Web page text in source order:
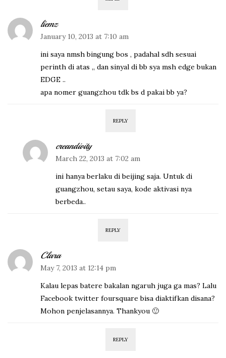
liemz
January 10, 2013 at 7:10 am
ini saya nmsh bingung bos , padahal sdh sesuai
perinth di atas ,, dan sinyal di bb sya msh edge bukan
EDGE ..
apa nomer guangzhou tdk bs d pakai bb ya?
REPLY
creandivity
March 22, 2013 at 7:02 am
ini hanya berlaku di beijing saja. Untuk di
guangzhou, setau saya, kode aktivasi nya
berbeda..
REPLY
Clara
May 7, 2013 at 12:14 pm
Kalau lepas batere bakalan ngaruh juga ga mas? Lalu
Facebook twitter foursquare bisa diaktifkan disana?
Mohon penjelasannya. Thankyou 🙂
REPLY